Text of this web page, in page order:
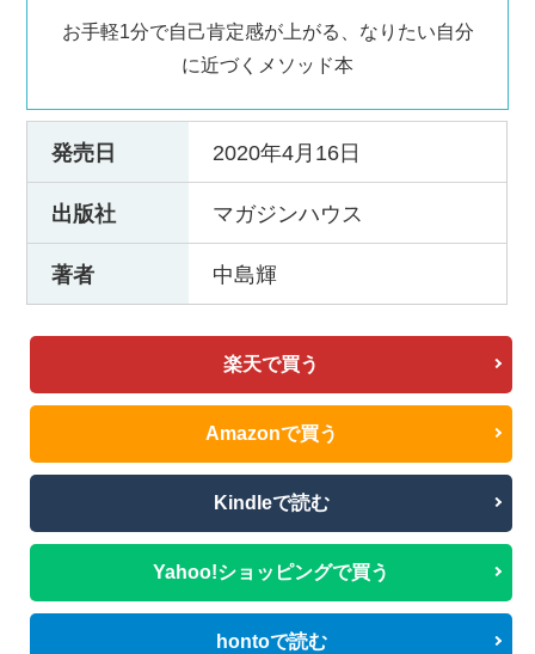
お手軽1分で自己肯定感が上がる、なりたい自分
に近づくメソッド本
発売日 2020年4月16日
出版社 マガジンハウス
著者 中島輝
楽天で買う
Amazonで買う
Kindleで読む
Yahoo!ショッピングで買う
hontoで読む